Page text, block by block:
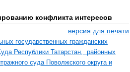
конфликта интересов
версия для печати
государственных гражданских
Республики Татарстан, районных
суда Поволжского округа и